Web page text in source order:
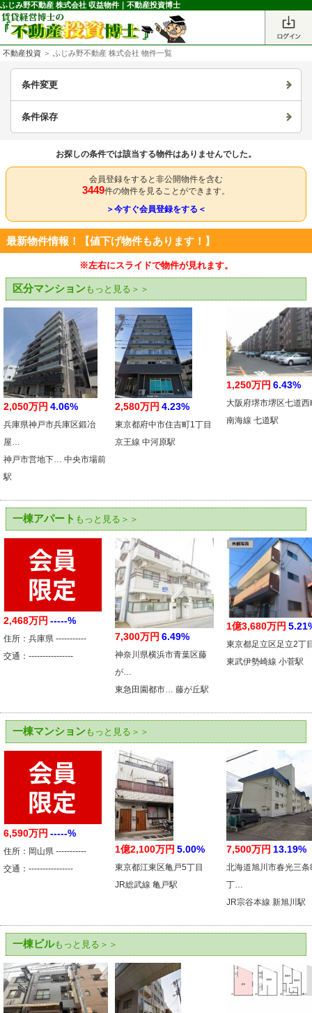
ふじみ野不動産 株式会社 収益物件｜不動産投資博士
不動産投資 ＞ ふじみ野不動産 株式会社 物件一覧
条件変更
条件保存
お探しの条件では該当する物件はありませんでした。
会員登録をすると非公開物件を含む
3449件の物件を見ることができます。
＞今すぐ会員登録をする＜
最新物件情報！【値下げ物件もあります！】
※左右にスライドで物件が見れます。
区分マンションもっと見る＞＞
2,050万円 4.06%
兵庫県神戸市兵庫区鍛冶
屋…
神戸市営地下… 中央市場前
駅
2,580万円 4.23%
東京都府中市住吉町1丁目
京王線 中河原駅
1,250万円 6.43%
大阪府堺市堺区七道西
南海線 七道駅
一棟アパート もっと見る＞＞
2,468万円 -----%
住所：兵庫県 -----------
交通：----------------
7,300万円 6.49%
神奈川県横浜市青葉区藤
が…
東急田園都市… 藤が丘駅
1億3,680万円
東京都足立区足立2丁
東武伊勢崎線 小菅駅
一棟マンションもっと見る＞＞
6,590万円 -----%
住所：岡山県 -----------
交通：----------------
1億2,100万円 5.00%
東京都江東区亀戸5丁目
JR総武線 亀戸駅
7,500万円 13.19%
北海道旭川市春光三条
丁…
JR宗谷本線 新旭川駅
一棟ビルもっと見る＞＞